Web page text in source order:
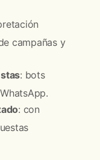
campañas y
: bots
: con